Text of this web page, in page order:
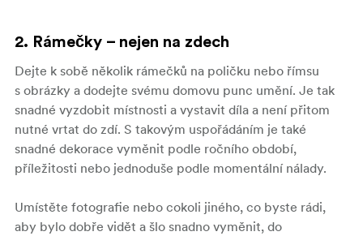
2. Rámečky – nejen na zdech
Dejte k sobě několik rámečků na poličku nebo římsu
s obrázky a dodejte svému domovu punc umění. Je tak
snadné vyzdobit místnosti a vystavit díla a není přitom
nutné vrtat do zdí. S takovým uspořádáním je také
snadné dekorace vyměnit podle ročního období,
příležitosti nebo jednoduše podle momentální nálady.
Umístěte fotografie nebo cokoli jiného, co byste rádi,
aby bylo dobře vidět a šlo snadno vyměnit, do